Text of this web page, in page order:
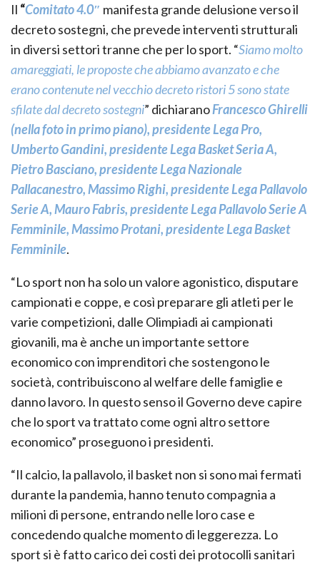
Il “Comitato 4.0″ manifesta grande delusione verso il
decreto sostegni, che prevede interventi strutturali
in diversi settori tranne che per lo sport. “Siamo molto
amareggiati, le proposte che abbiamo avanzato e che
erano contenute nel vecchio decreto ristori 5 sono state
sfilate dal decreto sostegni” dichiaranoFrancesco Ghirelli
(nella foto in primo piano),presidente Lega Pro,
Umberto Gandini, presidente Lega Basket Seria A,
Pietro Basciano, presidente Lega Nazionale
Pallacanestro, Massimo Righi, presidente Lega Pallavolo
Serie A, Mauro Fabris, presidente Lega Pallavolo Serie A
Femminile, Massimo Protani, presidente Lega Basket
Femminile.
“Lo sport non ha solo un valore agonistico, disputare
campionati e coppe, e così preparare gli atleti per le
varie competizioni, dalle Olimpiadi ai campionati
giovanili, ma è anche un importante settore
economico con imprenditori che sostengono le
società, contribuiscono al welfare delle famiglie e
danno lavoro. In questo senso il Governo deve capire
che lo sport va trattato come ogni altro settore
economico” proseguono i presidenti.
“Il calcio, la pallavolo, il basket non si sono mai fermati
durante la pandemia, hanno tenuto compagnia a
milioni di persone, entrando nelle loro case e
concedendo qualche momento di leggerezza. Lo
sport si è fatto carico dei costi dei protocolli sanitari